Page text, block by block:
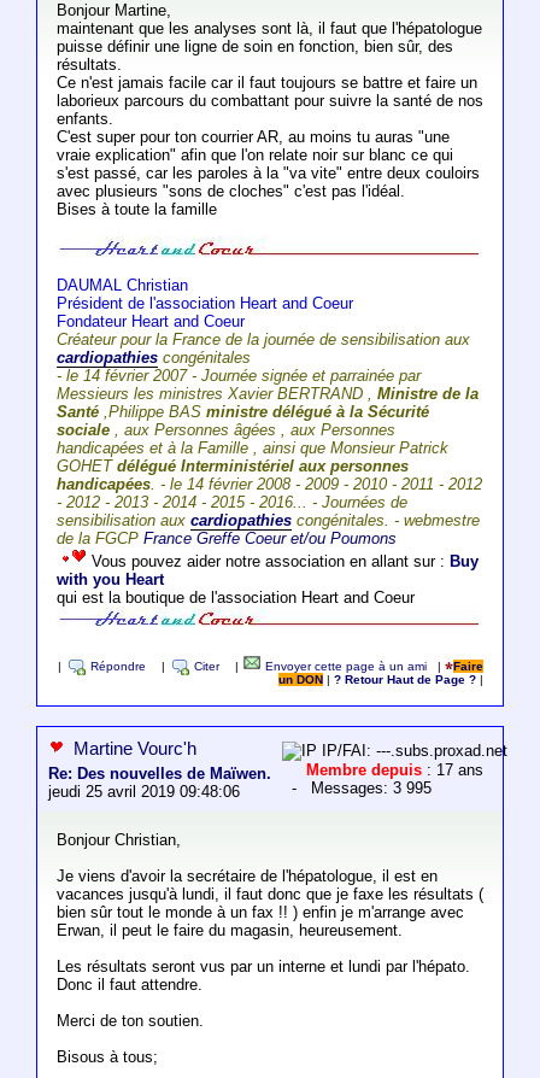
Bonjour Martine,
maintenant que les analyses sont là, il faut que l'hépatologue
puisse définir une ligne de soin en fonction, bien sûr, des
résultats.
Ce n'est jamais facile car il faut toujours se battre et faire un
laborieux parcours du combattant pour suivre la santé de nos
enfants.
C'est super pour ton courrier AR, au moins tu auras "une
vraie explication" afin que l'on relate noir sur blanc ce qui
s'est passé, car les paroles à la "va vite" entre deux couloirs
avec plusieurs "sons de cloches" c'est pas l'idéal.
Bises à toute la famille
DAUMAL Christian
Président de l'association Heart and Coeur
Fondateur Heart and Coeur
Créateur pour la France de la journée de sensibilisation aux
cardiopathiescongénitales
- le 14 février 2007 - Journée signée et parrainée par
Messieurs les ministres Xavier BERTRAND , Ministre de la
Santé,Philippe BAS ministre délégué à la Sécurité
sociale, aux Personnes âgées , aux Personnes
handicapées et à la Famille , ainsi que Monsieur Patrick
GOHETdélégué Interministériel aux personnes
handicapées. - le 14 février 2008 - 2009 - 2010 - 2011 - 2012
- 2012 - 2013 - 2014 - 2015 - 2016... - Journées de
sensibilisation aux cardiopathiescongénitales. - webmestre
de la FGCP France Greffe Coeur et/ou Poumons
Vous pouvez aider notre association en allant sur : Buy
with you Heart
qui est la boutique de l'association Heart and Coeur
Répondre Citer Envoyer cette page à un ami |
Faire
un DON
|? Retour Haut de Page ?
Martine Vourc'h
Re: Des nouvelles de Maïwen.
jeudi 25 avril 2019 09:48:06
IP/FAI: ---.subs.proxad.net
Membre depuis : 17 ans
- Messages: 3 995
Bonjour Christian,
Je viens d'avoir la secrétaire de l'hépatologue, il est en
vacances jusqu'à lundi, il faut donc que je faxe les résultats (
bien sûr tout le monde à un fax !! ) enfin je m'arrange avec
Erwan, il peut le faire du magasin, heureusement.
Les résultats seront vus par un interne et lundi par l'hépato.
Donc il faut attendre.
Merci de ton soutien.
Bisous à tous;